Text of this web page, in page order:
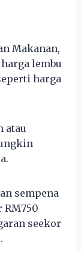
Makanan,
lembu
harga
atau
sempena
seekor